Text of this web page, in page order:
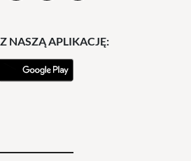
NASZĄ APLIKACJĘ: